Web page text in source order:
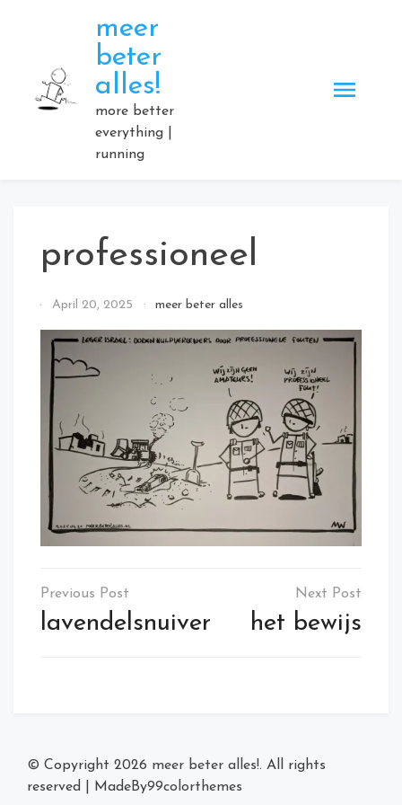
meer
beter
alles!
more better
everything |
running
professioneel
ByApril 20, 2025 meer beter alles
Post
navigation
lavendelsnuiver het bewijs
© Copyright 2026 meer beter alles!. All rights
reserved
MadeBy99colorthemes